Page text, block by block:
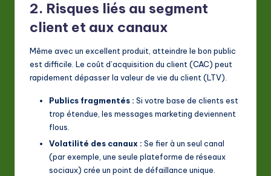
2. Risques liés au segment
client et aux canaux
Même avec un excellent produit, atteindre le bon public
est difficile. Le coût d’acquisition du client (CAC) peut
rapidement dépasser la valeur de vie du client (LTV).
Publics fragmentés : Si votre base de clients est
trop étendue, les messages marketing deviennent
flous.
Volatilité des canaux : Se fier à un seul canal
(par exemple, une seule plateforme de réseaux
sociaux) crée un point de défaillance unique.